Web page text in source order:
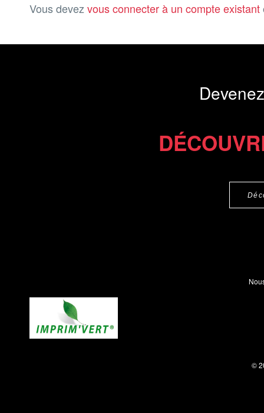
Vous devez vous connecter à un compte existant
©